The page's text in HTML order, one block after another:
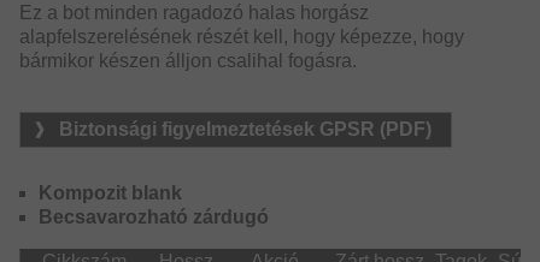
Ez a bot minden ragadozó halas horgász
alapfelszerelésének részét kell, hogy képezze, hogy
bármikor készen álljon csalihal fogásra.
Biztonsági figyelmeztetések GPSR (PDF)
Kompozit blank
Becsavarozható zárdugó